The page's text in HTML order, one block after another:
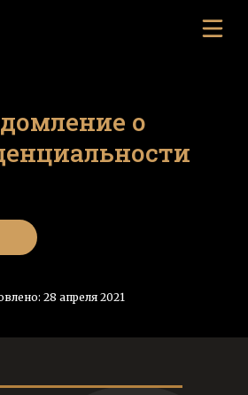
о
28 апреля 2021